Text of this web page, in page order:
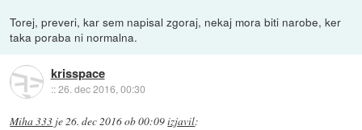
Torej, preveri, kar sem napisal zgoraj, nekaj mora biti narobe, ker
taka poraba ni normalna.
krisspace
::26. dec 2016, 00:30
Miha 333 je26. dec 2016 ob 00:09izjavil: